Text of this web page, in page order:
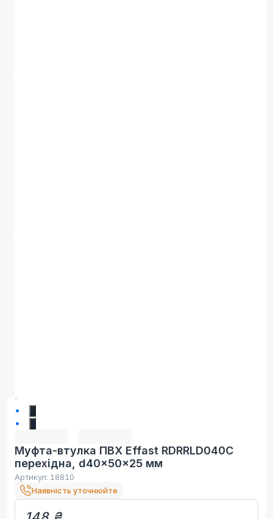
Муфта-втулка ПВХ Effast RDRRLD040C
перехідна, d40x50x25 мм
Артикул: 18810
Наявність уточнюйте